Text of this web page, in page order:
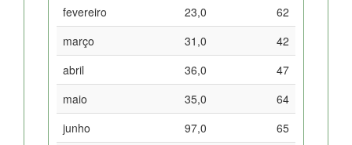
fevereiro
23,0
62
março
31,0
42
abril
36,0
47
maio
35,0
64
junho
97,0
65